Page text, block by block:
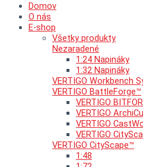
Domov
O nás
E-shop
Všetky produkty
Nezaradené
1:24 Napináky
1:32 Napináky
VERTIGO Workbench
VERTIGO BattleForge™
VERTIGO
VERTIGO
VERTIGO
VERTIGO
VERTIGO CityScape™
1:48